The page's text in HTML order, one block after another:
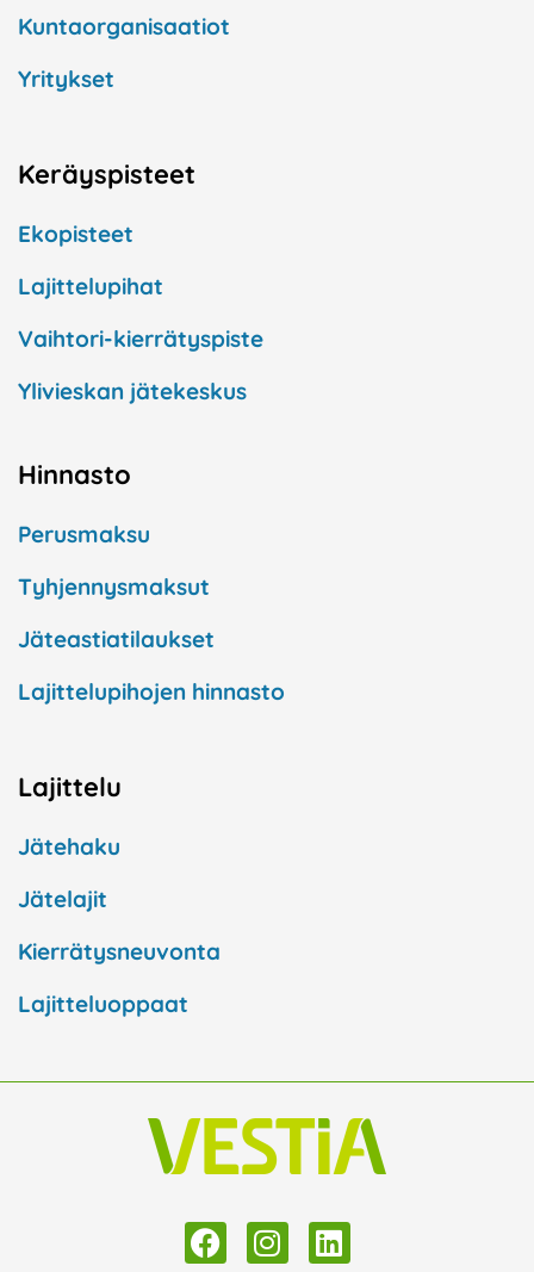
Kuntaorganisaatiot
Yritykset
Keräyspisteet
Ekopisteet
Lajittelupihat
Vaihtori-kierrätyspiste
Ylivieskan jätekeskus
Hinnasto
Perusmaksu
Tyhjennysmaksut
Jäteastiatilaukset
Lajittelupihojen hinnasto
Lajittelu
Jätehaku
Jätelajit
Kierrätysneuvonta
Lajitteluoppaat
a
n
i